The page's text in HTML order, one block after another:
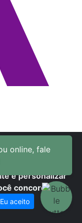
melhor
analisar
e personalizar
concorda com
Eu aceito